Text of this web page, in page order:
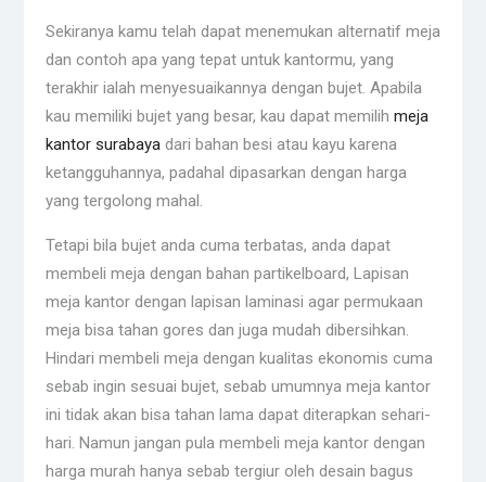
Sekiranya kamu telah dapat menemukan alternatif meja
dan contoh apa yang tepat untuk kantormu, yang
terakhir ialah menyesuaikannya dengan bujet. Apabila
kau memiliki bujet yang besar, kau dapat memilih meja
kantor surabayadari bahan besi atau kayu karena
ketangguhannya, padahal dipasarkan dengan harga
yang tergolong mahal.
Tetapi bila bujet anda cuma terbatas, anda dapat
membeli meja dengan bahan partikelboard, Lapisan
meja kantor dengan lapisan laminasi agar permukaan
meja bisa tahan gores dan juga mudah dibersihkan.
Hindari membeli meja dengan kualitas ekonomis cuma
sebab ingin sesuai bujet, sebab umumnya meja kantor
ini tidak akan bisa tahan lama dapat diterapkan sehari-
hari. Namun jangan pula membeli meja kantor dengan
harga murah hanya sebab tergiur oleh desain bagus